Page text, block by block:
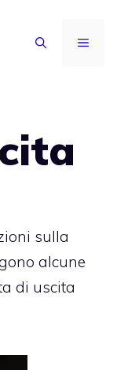
MENU
sulla
alcune
di uscita